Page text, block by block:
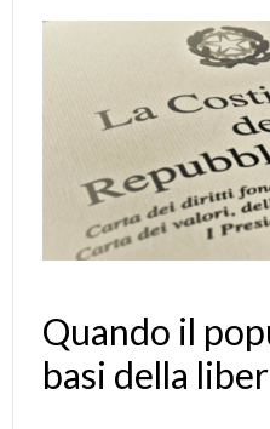
Quando il
basi della